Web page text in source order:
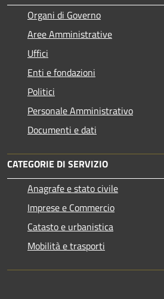
Organi di Governo
Aree Amministrative
Uffici
Enti e fondazioni
Politici
Personale Amministrativo
Documenti e dati
CATEGORIE DI SERVIZIO
Anagrafe e stato civile
Imprese e Commercio
Catasto e urbanistica
Mobilità e trasporti